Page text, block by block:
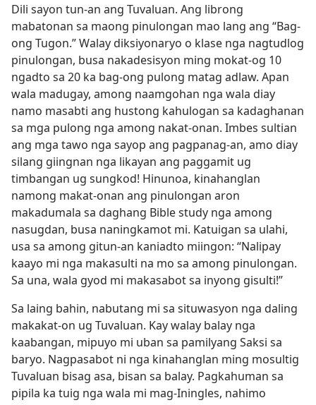
Dili sayon tun-an ang Tuvaluan. Ang librong
mabatonan sa maong pinulongan mao lang ang “Bag-
ong Tugon.” Walay diksiyonaryo o klase nga nagtudlog
pinulongan, busa nakadesisyon ming mokat-og 10
ngadto sa 20 ka bag-ong pulong matag adlaw. Apan
wala madugay, among naamgohan nga wala diay
namo masabti ang hustong kahulogan sa kadaghanan
sa mga pulong nga among nakat-onan. Imbes sultian
ang mga tawo nga sayop ang pagpanag-an, amo diay
silang giingnan nga likayan ang paggamit ug
timbangan ug sungkod! Hinunoa, kinahanglan
namong makat-onan ang pinulongan aron
makadumala sa daghang Bible study nga among
nasugdan, busa naningkamot mi. Katuigan sa ulahi,
usa sa among gitun-an kaniadto miingon: “Nalipay
kaayo mi nga makasulti na mo sa among pinulongan.
Sa una, wala gyod mi makasabot sa inyong gisulti!”
Sa laing bahin, nabutang mi sa situwasyon nga daling
makakat-on ug Tuvaluan. Kay walay balay nga
kaabangan, mipuyo mi uban sa pamilyang Saksi sa
baryo. Nagpasabot ni nga kinahanglan ming mosultig
Tuvaluan bisag asa, bisan sa balay. Pagkahuman sa
pipila ka tuig nga wala mi mag-Iningles, nahimo